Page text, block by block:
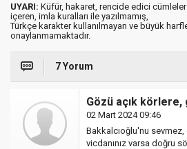
UYARI: Küfür, hakaret, rencide edici cümleler
içeren, imla kuralları ile yazılmamış,
Türkçe karakter kullanılmayan ve büyük
onaylanmamaktadır.
7 Yorum
Gözü açık
02 Mart 2024 09:46
Bakkalcıoğlu'nu
vicdanınız varsa doğru